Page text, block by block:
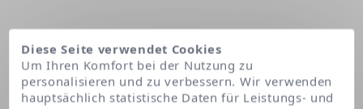
Diese Seite verwendet Cookies
Um Ihren Komfort bei der Nutzung zu
personalisieren und zu verbessern. Wir verwenden
hauptsächlich statistische Daten für Leistungs- und